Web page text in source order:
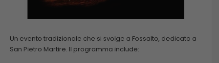
Un evento tradizionale che si svolge a Fossalto, dedicato a
San Pietro Martire. Il programma include: